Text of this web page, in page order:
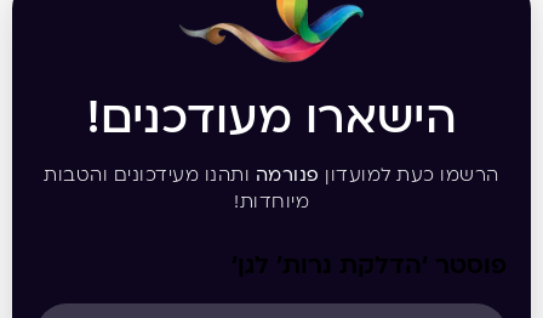
הישארו מעודכנים!
הרשמו כעת למועדון פנורמה ותהנו מעידכונים והטבות
מיוחדות!
פוסטר ‘הדלקת נרות’ לגן’